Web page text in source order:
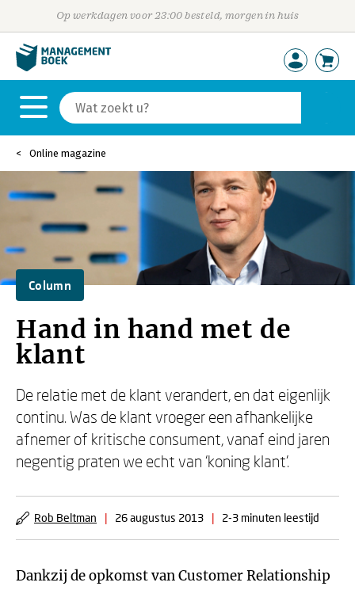
Op werkdagen voor 23:00 besteld, morgen in huis
Online magazine
Column
Hand in hand met de
klant
De relatie met de klant verandert, en dat eigenlijk
continu. Was de klant vroeger een afhankelijke
afnemer of kritische consument, vanaf eind jaren
negentig praten we echt van ‘koning klant’.
Rob Beltman | 26 augustus 2013 | 2-3 minuten leestijd
Dankzij de opkomst van Customer Relationship